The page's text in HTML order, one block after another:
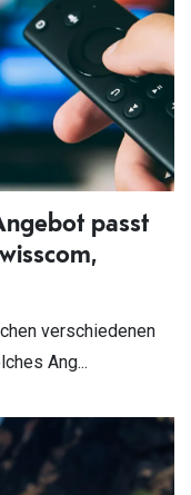
passt
verschiedenen
Ang...